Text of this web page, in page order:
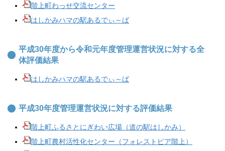
階上町わっせ交流センター
はしかみハマの駅あるでぃ～ば
平成30年度から令和元年度管理運営状況に対する全
体評価結果
はしかみハマの駅あるでぃ～ば
平成30年度管理運営状況に対する評価結果
階上町ふるさとにぎわい広場（道の駅はしかみ）
階上町農村活性化センター（フォレストピア階上）